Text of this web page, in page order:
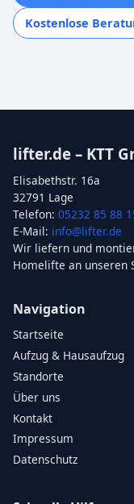
Kostenlose
lifter.de – KTT
Elisabethstr. 16a
32791 Lage
Telefon: 05232 85 88
E-Mail: info@lifter.de
Wir liefern und
Homelifte an unseren
Navigation
Startseite
Aufzug & Hausaufzug
Standorte
Über uns
Kontakt
Impressum
Datenschutz